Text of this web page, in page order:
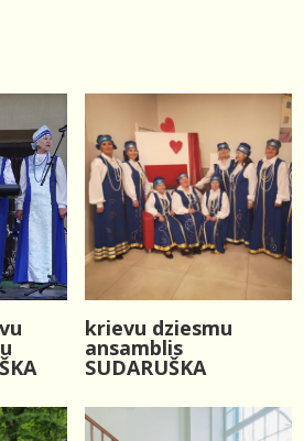
krievu dziesmu
ansamblis
SUDARUŠKA